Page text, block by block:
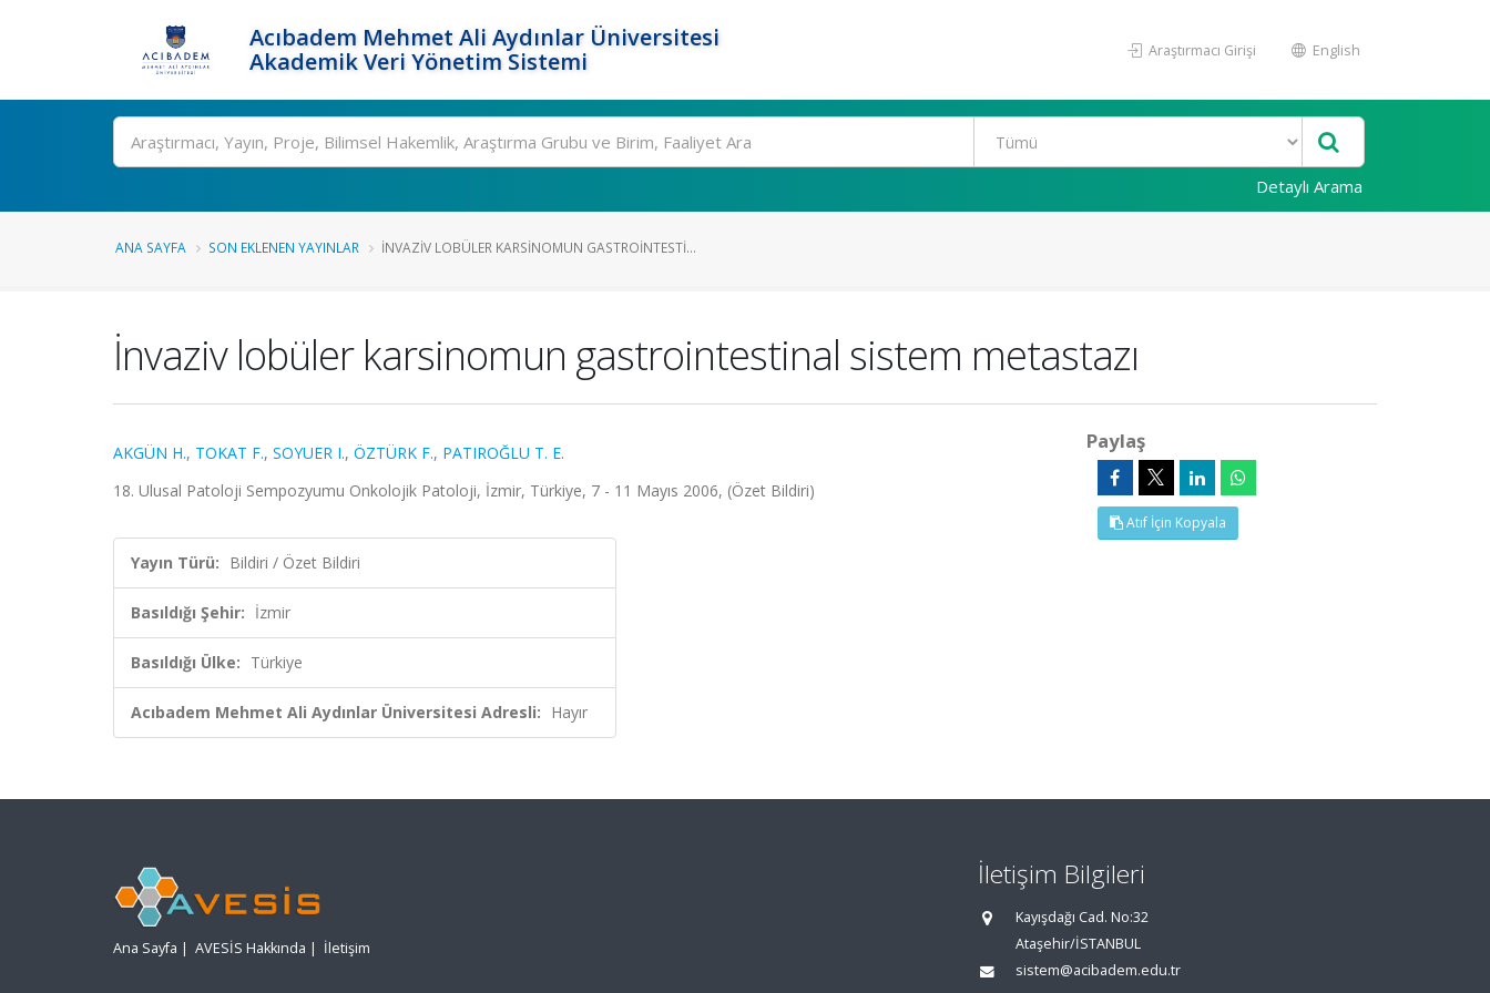
Acıbadem Mehmet Ali Aydınlar Üniversitesi
Akademik Veri Yönetim Sistemi
Araştırmacı Girişi English
Ara
Detaylı Arama
ANA SAYFA SON EKLENEN YAYINLAR İNVAZIV LOBÜLER KARSINOMUN GASTROINTESTI...
İnvaziv lobüler karsinomun gastrointestinal sistem metastazı
AKGÜN H., TOKAT F., SOYUER I., ÖZTÜRK F., PATIROĞLU T. E.
18. Ulusal Patoloji Sempozyumu Onkolojik Patoloji, İzmir, Türkiye, 7 - 11 Mayıs 2006, (Özet Bildiri)
Yayın Türü: Bildiri / Özet Bildiri
Basıldığı Şehir: İzmir
Basıldığı Ülke: Türkiye
Acıbadem Mehmet Ali Aydınlar Üniversitesi Adresli: Hayır
Paylaş
Atıf İçin Kopyala
Ana Sayfa | AVESİS Hakkında | İletişim
İletişim Bilgileri
Kayışdağı Cad. No:32
Ataşehir/İSTANBUL
sistem@acibadem.edu.tr